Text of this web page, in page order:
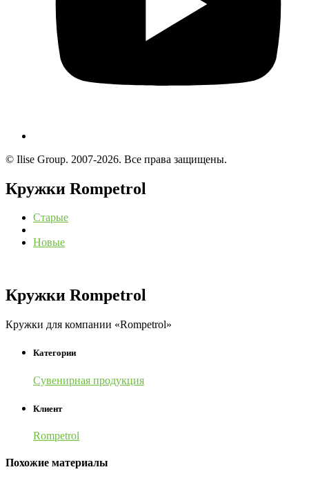
© Ilise Group. 2007-2026. Все права защищены.
Кружки Rompetrol
Старые
Новые
Кружки Rompetrol
Кружки для компании «Rompetrol»
Категории
Сувенирная продукция
Клиент
Rompetrol
Похожие материалы